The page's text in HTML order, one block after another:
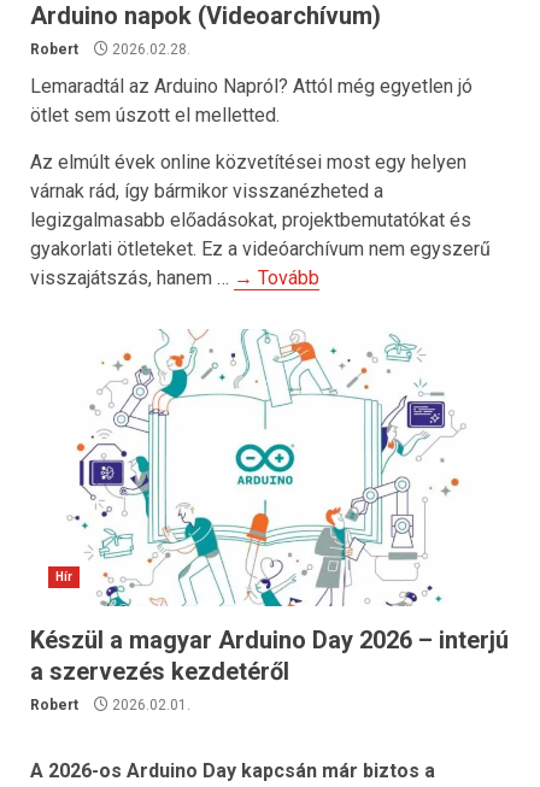
Arduino napok (Videoarchívum)
Robert 2026.02.28.
Lemaradtál az Arduino Napról? Attól még egyetlen jó
ötlet sem úszott el melletted.
Az elmúlt évek online közvetítései most egy helyen
várnak rád, így bármikor visszanézheted a
legizgalmasabb előadásokat, projektbemutatókat és
gyakorlati ötleteket. Ez a videóarchívum nem egyszerű
visszajátszás, hanem … → Tovább
Hír
Készül a magyar Arduino Day 2026 – interjú
a szervezés kezdetéről
Robert 2026.02.01.
A 2026-os Arduino Day kapcsán már biztos a